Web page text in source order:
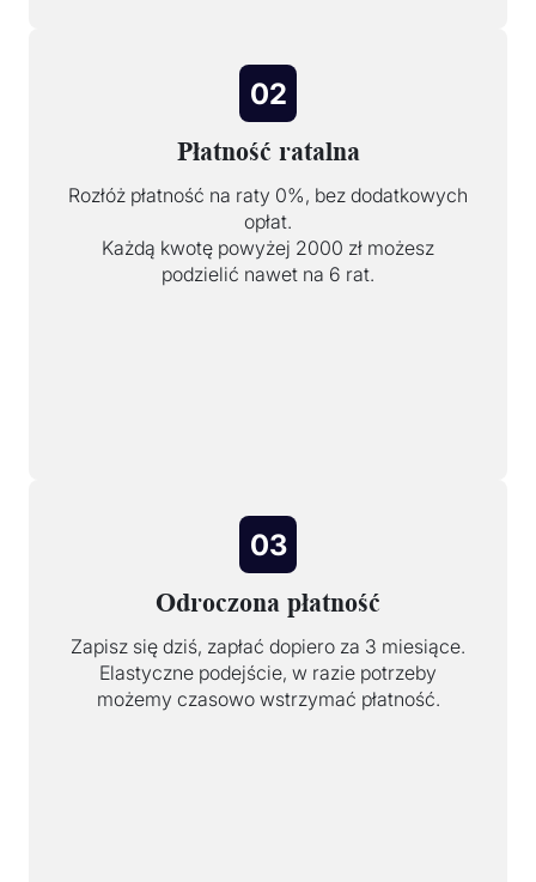
02
Płatność ratalna
Rozłóż płatność na raty 0%, bez dodatkowych
opłat.
Każdą kwotę powyżej 2000 zł możesz
podzielić nawet na 6 rat.
03
Odroczona płatność
Zapisz się dziś, zapłać dopiero za 3 miesiące.
Elastyczne podejście, w razie potrzeby
możemy czasowo wstrzymać płatność.